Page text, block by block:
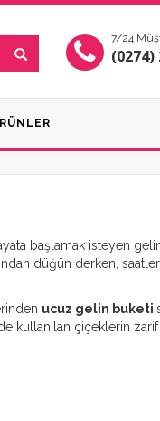
7/24
(0274)
başlamak isteyen
düğün derken,
ucuz gelin buketi
kullanılan çiçeklerin